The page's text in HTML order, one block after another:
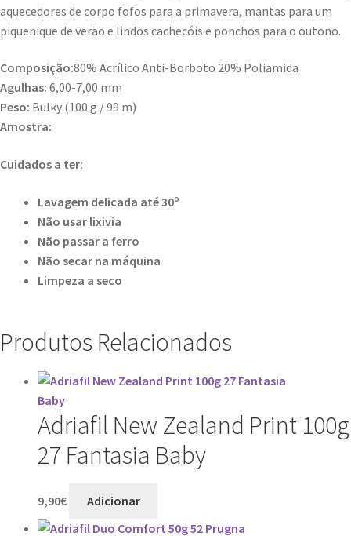
aquecedores de corpo fofos para a primavera, mantas para um
piquenique de verão e lindos cachecóis e ponchos para o outono.
Composição:80% Acrílico Anti-Borboto 20% Poliamida
Agulhas: 6,00-7,00 mm
Peso: Bulky (100 g / 99 m)
Amostra:
Cuidados a ter:
Lavagem delicada até 30º
Não usar lixivia
Não passar a ferro
Não secar na máquina
Limpeza a seco
Produtos Relacionados
Adriafil New Zealand Print 100g
27 Fantasia Baby
9,90€ Adicionar